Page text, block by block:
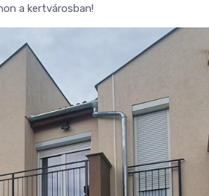
a kertvárosban!